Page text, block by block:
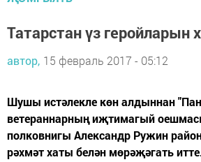
Татарстан үз геройларын
автор, 15 февраль 2017 - 05:12
Шушы истәлекле көн алдыннан
ветераннарның иҗтимагый
полковнигы Александр Ружин
рәхмәт хаты белән мөрәҗәгать